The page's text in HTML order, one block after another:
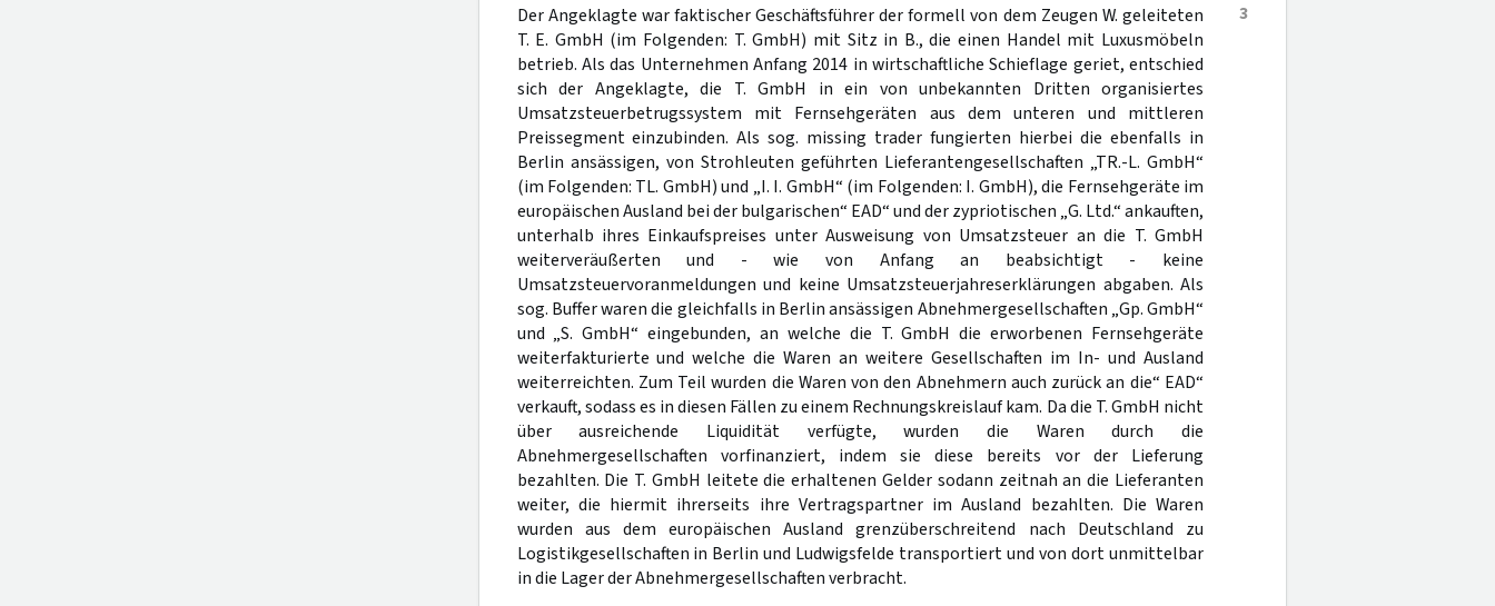
3
Der Angeklagte war faktischer Geschäftsführer der formell von dem Zeugen W. geleiteten
T. E. GmbH (im Folgenden: T. GmbH) mit Sitz in B., die einen Handel mit Luxusmöbeln
betrieb. Als das Unternehmen Anfang 2014 in wirtschaftliche Schieflage geriet, entschied
sich der Angeklagte, die T. GmbH in ein von unbekannten Dritten organisiertes
Umsatzsteuerbetrugssystem mit Fernsehgeräten aus dem unteren und mittleren
Preissegment einzubinden. Als sog. missing trader fungierten hierbei die ebenfalls in
Berlin ansässigen, von Strohleuten geführten Lieferantengesellschaften „TR.-L. GmbH“
(im Folgenden: TL. GmbH) und „I. I. GmbH“ (im Folgenden: I. GmbH), die Fernsehgeräte im
europäischen Ausland bei der bulgarischen“ EAD“ und der zypriotischen „G. Ltd.“ ankauften,
unterhalb ihres Einkaufspreises unter Ausweisung von Umsatzsteuer an die T. GmbH
weiterveräußerten und - wie von Anfang an beabsichtigt - keine
Umsatzsteuervoranmeldungen und keine Umsatzsteuerjahreserklärungen abgaben. Als
sog. Buffer waren die gleichfalls in Berlin ansässigen Abnehmergesellschaften „Gp. GmbH“
und „S. GmbH“ eingebunden, an welche die T. GmbH die erworbenen Fernsehgeräte
weiterfakturierte und welche die Waren an weitere Gesellschaften im In- und Ausland
weiterreichten. Zum Teil wurden die Waren von den Abnehmern auch zurück an die“ EAD“
verkauft, sodass es in diesen Fällen zu einem Rechnungskreislauf kam. Da die T. GmbH nicht
über ausreichende Liquidität verfügte, wurden die Waren durch die
Abnehmergesellschaften vorfinanziert, indem sie diese bereits vor der Lieferung
bezahlten. Die T. GmbH leitete die erhaltenen Gelder sodann zeitnah an die Lieferanten
weiter, die hiermit ihrerseits ihre Vertragspartner im Ausland bezahlten. Die Waren
wurden aus dem europäischen Ausland grenzüberschreitend nach Deutschland zu
Logistikgesellschaften in Berlin und Ludwigsfelde transportiert und von dort unmittelbar
in die Lager der Abnehmergesellschaften verbracht.